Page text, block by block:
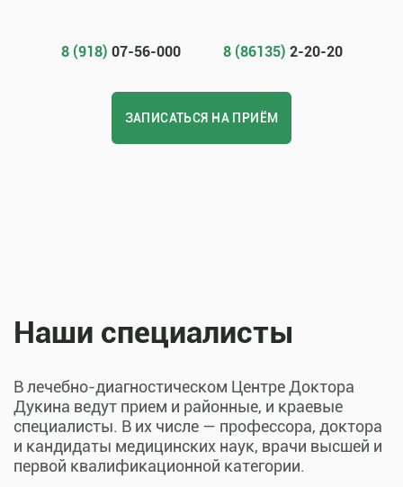
8 (918) 07-56-000 8 (86135) 2-20-20
ЗАПИСАТЬСЯ НА ПРИЁМ
Наши специалисты
В лечебно-диагностическом Центре Доктора
Дукина ведут прием и районные, и краевые
специалисты. В их числе — профессора, доктора
и кандидаты медицинских наук, врачи высшей и
первой квалификационной категории.